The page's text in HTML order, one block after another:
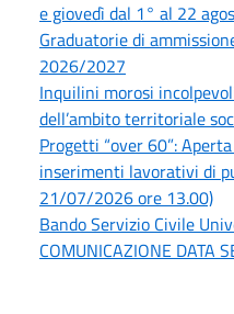
e giovedì dal 1° al 22
Graduatorie di
2026/2027
Inquilini morosi
dell’ambito territoriale
Progetti “over 60”:
inserimenti lavorativi di
21/07/2026 ore 13.00)
Bando Servizio Civile
COMUNICAZIONE DATA